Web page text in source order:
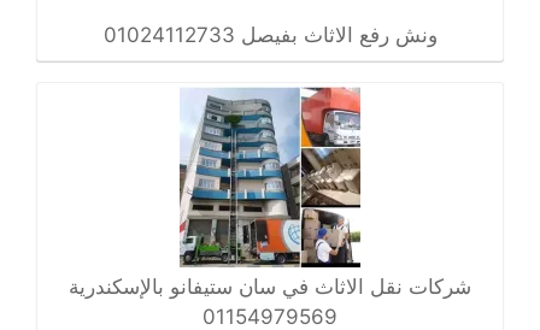
ونش رفع الاثاث بفيصل 01024112733
شركات نقل الاثاث في سان ستيفانو بالإسكندرية
01154979569